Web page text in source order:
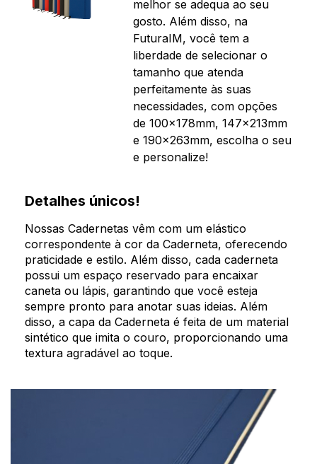
melhor se adequa ao seu
gosto. Além disso, na
FuturaIM, você tem a
liberdade de selecionar o
tamanho que atenda
perfeitamente às suas
necessidades, com opções
de 100x178mm, 147x213mm
e 190x263mm, escolha o seu
e personalize!
Detalhes únicos!
Nossas Cadernetas vêm com um elástico
correspondente à cor da Caderneta, oferecendo
praticidade e estilo. Além disso, cada caderneta
possui um espaço reservado para encaixar
caneta ou lápis, garantindo que você esteja
sempre pronto para anotar suas ideias. Além
disso, a capa da Caderneta é feita de um material
sintético que imita o couro, proporcionando uma
textura agradável ao toque.